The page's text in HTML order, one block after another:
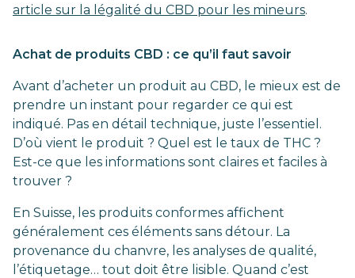
article sur la légalité du CBD pour les mineurs.
Achat de produits CBD : ce qu’il faut savoir
Avant d’acheter un produit au CBD, le mieux est de
prendre un instant pour regarder ce qui est
indiqué. Pas en détail technique, juste l’essentiel.
D’où vient le produit ? Quel est le taux de THC ?
Est-ce que les informations sont claires et faciles à
trouver ?
En Suisse, les produits conformes affichent
généralement ces éléments sans détour. La
provenance du chanvre, les analyses de qualité,
l’étiquetage… tout doit être lisible. Quand c’est